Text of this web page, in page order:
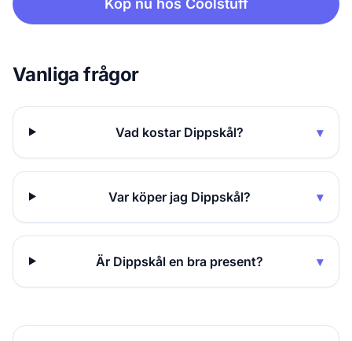
Vanliga frågor
Vad kostar Dippskål? ▾
Var köper jag Dippskål? ▾
Är Dippskål en bra present? ▾